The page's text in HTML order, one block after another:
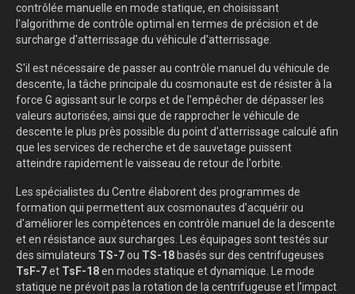
contrôlée manuelle en mode statique, en choisissant
l'algorithme de contrôle optimal en termes de précision et de
surcharge d'atterrissage du véhicule d'atterrissage.
S'il est nécessaire de passer au contrôle manuel du véhicule de
descente, la tâche principale du cosmonaute est de résister à la
force G agissant sur le corps et de l'empêcher de dépasser les
valeurs autorisées, ainsi que de rapprocher le véhicule de
descente le plus près possible du point d'atterrissage calculé afin
que les services de recherche et de sauvetage puissent
atteindre rapidement le vaisseau de retour de l'orbite.
Les spécialistes du Centre élaborent des programmes de
formation qui permettent aux cosmonautes d'acquérir ou
d'améliorer les compétences en contrôle manuel de la descente
et en résistance aux surcharges. Les équipages sont testés sur
des simulateurs TS-7ou TS-18 basés sur des centrifugeuses
TsF-7et TsF-18en modes statique et dynamique. Le mode
statique ne prévoit pas la rotation de la centrifugeuse et l'impact